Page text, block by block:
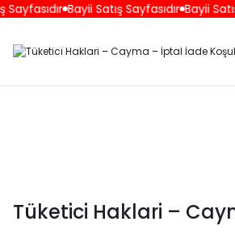
Bayii Satış Sayfasıdır Bayii Satış
Tüketici Haklari –